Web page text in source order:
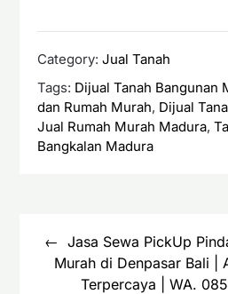
Category:Jual Tanah
Tags: Dijual Tanah Bangunan
dan Rumah Murah, Dijual
Jual Rumah Murah Madura,
Bangkalan Madura
pos
Jasa Sewa PickUp
Murah di Denpasar Bali |
Terpercaya | WA.